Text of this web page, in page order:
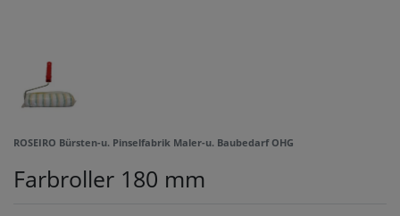
ROSEIRO Bürsten-u. Pinselfabrik Maler-u. Baubedarf OHG
Farbroller 180 mm